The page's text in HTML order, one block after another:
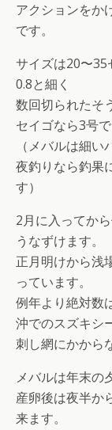
アクションをか
です。
サイズは20〜
0.8と細く
数回切られたそ
セイゴなら3号
（メバルは細
夜釣りなら釣果
す）
2月に入ってか
うなずけます。
正月明けから浅
っています。
例年より絶対数
沖でのスズキシ
刺し網にかから
メバルは年末の
産卵後は夜半か
来ます。